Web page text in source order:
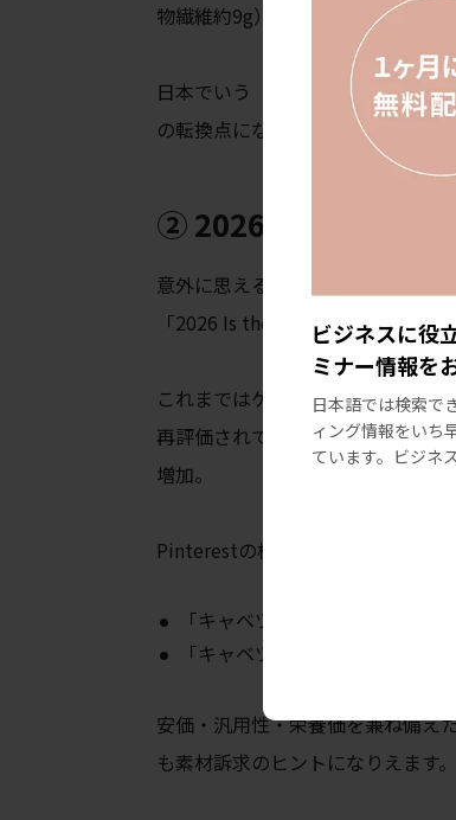
ビジネスに役
ミナー情報を
日本語では検索で
ィング情報をいち
ています。ビジネ
物繊維約9g）の急成長も、このト
日本でいう「腸活」が、アメリ
の転換点になる可能性があります。
② 2026年は「キャベ
意外に思えるかもしれませんが、
「2026 Is the Year of the
これまではケール・カリフラワー
再評価されています。レストラン
増加。
Pinterestの検索データでも：
「キャベツ・ダンプリング（餃
「キャベツ・アルフレッド」：
安価・汎用性・栄養価を兼ね備え
も素材訴求のヒントになりえます。